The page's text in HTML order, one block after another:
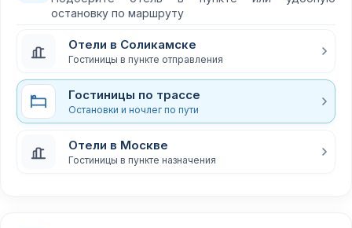
остановку по маршруту
Отели в Соликамске
Гостиницы в пункте отправления
Гостиницы по трассе
Остановки и ночлег по пути
Отели в Москве
Гостиницы в пункте назначения